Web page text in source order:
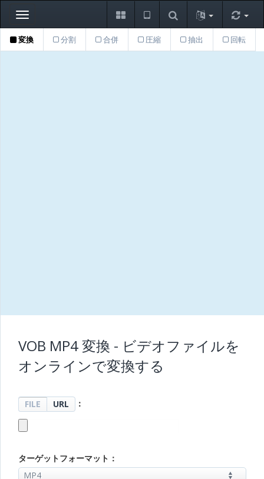
Toggle
navigation
変換 分割 合併 圧縮 抽出 回転
VOB MP4 変換 - ビデオファイルを
オンラインで変換する
FILE URL ：
ターゲットフォーマット：